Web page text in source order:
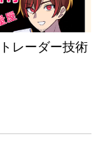
レーダー技術